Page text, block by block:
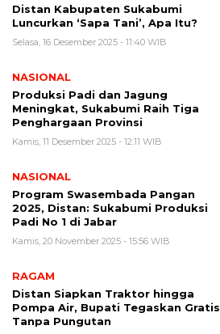
Distan Kabupaten Sukabumi
Luncurkan ‘Sapa Tani’, Apa Itu?
Selasa, 16 Desember 2025 - 11:40 WIB
NASIONAL
Produksi Padi dan Jagung
Meningkat, Sukabumi Raih Tiga
Penghargaan Provinsi
Kamis, 11 Desember 2025 - 12:11 WIB
NASIONAL
Program Swasembada Pangan
2025, Distan: Sukabumi Produksi
Padi No 1 di Jabar
Kamis, 20 November 2025 - 15:56 WIB
RAGAM
Distan Siapkan Traktor hingga
Pompa Air, Bupati Tegaskan Gratis
Tanpa Pungutan